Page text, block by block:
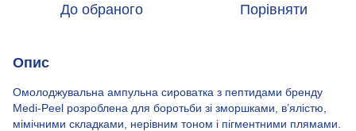
До обраного Порівняти
Опис
Омолоджувальна ампульна сироватка з пептидами бренду
Medi-Peel розроблена для боротьби зі зморшками, в’ялістю,
мімічними складками, нерівним тоном і пігментними плямами.